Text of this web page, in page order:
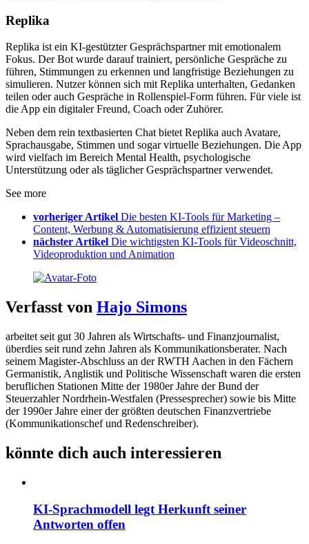
Replika
Replika ist ein KI-gestützter Gesprächspartner mit emotionalem
Fokus. Der Bot wurde darauf trainiert, persönliche Gespräche zu
führen, Stimmungen zu erkennen und langfristige Beziehungen zu
simulieren. Nutzer können sich mit Replika unterhalten, Gedanken
teilen oder auch Gespräche in Rollenspiel-Form führen. Für viele ist
die App ein digitaler Freund, Coach oder Zuhörer.
Neben dem rein textbasierten Chat bietet Replika auch Avatare,
Sprachausgabe, Stimmen und sogar virtuelle Beziehungen. Die App
wird vielfach im Bereich Mental Health, psychologische
Unterstützung oder als täglicher Gesprächspartner verwendet.
See more
vorheriger Artikel Die besten KI-Tools für Marketing –
Content, Werbung & Automatisierung effizient steuern
nächster Artikel Die wichtigsten KI-Tools für Videoschnitt,
Videoproduktion und Animation
Verfasst von Hajo Simons
arbeitet seit gut 30 Jahren als Wirtschafts- und Finanzjournalist,
überdies seit rund zehn Jahren als Kommunikationsberater. Nach
seinem Magister-Abschluss an der RWTH Aachen in den Fächern
Germanistik, Anglistik und Politische Wissenschaft waren die ersten
beruflichen Stationen Mitte der 1980er Jahre der Bund der
Steuerzahler Nordrhein-Westfalen (Pressesprecher) sowie bis Mitte
der 1990er Jahre einer der größten deutschen Finanzvertriebe
(Kommunikationschef und Redenschreiber).
könnte dich auch interessieren
KI-Sprachmodell legt Herkunft seiner
Antworten offen